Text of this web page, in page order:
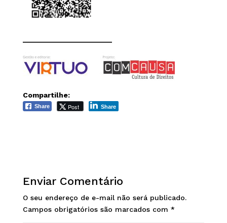
Compartilhe:
Share Post Share
Enviar Comentário
O seu endereço de e-mail não será publicado.
Campos obrigatórios são marcados com *